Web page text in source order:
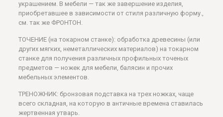
украшением. В мебели — так же завершение изделия,
приобретавшее в зависимости от стиля различную форму.,
см. так же ФРОНТОН.
ТОЧЕНИЕ (на токарном станке): обработка древесины (или
других мягких, неметаллических материалов) на токарном
станке для получения различных профильных точеных
предметов — ножек для мебели, балясин и прочих
мебельных элементов.
ТРЕНОЖНИК: бронзовая подставка на трех ножках, чаще
всего складная, на которую в античные времена ставилась
жертвенная утварь.